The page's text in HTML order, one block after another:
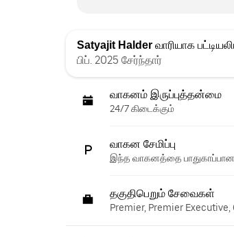
Satyajit Halder வாரியாக
பிப். 2025 சேர்ந்தார்
வாகனம் இருப்புத்தன்மை
24/7 கிடைக்கும்
வாகன சேமிப்பு
இந்த வாகனத்தை பாதுகாப்பான
தகுதிபெறும் சேவைகள்
Premier, Premier Executive,